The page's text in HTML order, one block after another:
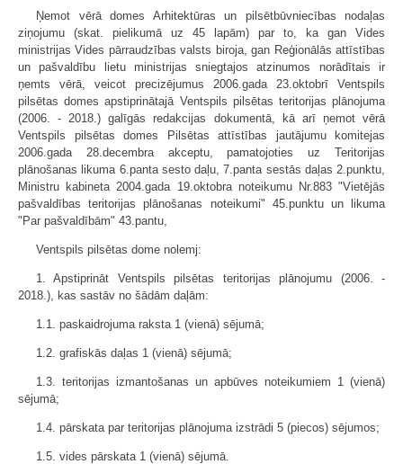
Ņemot vērā domes Arhitektūras un pilsētbūvniecības nodaļas
ziņojumu (skat. pielikumā uz 45 lapām) par to, ka gan Vides
ministrijas Vides pārraudzības valsts biroja, gan Reģionālās attīstības
un pašvaldību lietu ministrijas sniegtajos atzinumos norādītais ir
ņemts vērā, veicot precizējumus 2006.gada 23.oktobrī Ventspils
pilsētas domes apstiprinātajā Ventspils pilsētas teritorijas plānojuma
(2006. - 2018.) galīgās redakcijas dokumentā, kā arī ņemot vērā
Ventspils pilsētas domes Pilsētas attīstības jautājumu komitejas
2006.gada 28.decembra akceptu, pamatojoties uz Teritorijas
plānošanas likuma 6.panta sesto daļu, 7.panta sestās daļas 2.punktu,
Ministru kabineta 2004.gada 19.oktobra noteikumu Nr.883 "Vietējās
pašvaldības teritorijas plānošanas noteikumi" 45.punktu un likuma
"Par pašvaldībām" 43.pantu,
Ventspils pilsētas dome nolemj:
1. Apstiprināt Ventspils pilsētas teritorijas plānojumu (2006. -
2018.), kas sastāv no šādām daļām:
1.1. paskaidrojuma raksta 1 (vienā) sējumā;
1.2. grafiskās daļas 1 (vienā) sējumā;
1.3. teritorijas izmantošanas un apbūves noteikumiem 1 (vienā)
sējumā;
1.4. pārskata par teritorijas plānojuma izstrādi 5 (piecos) sējumos;
1.5. vides pārskata 1 (vienā) sējumā.